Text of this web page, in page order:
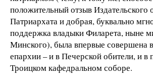
положительный отзыв Издательского
Патриархата и добрая, буквально
поддержка владыки Филарета, ныне
Минского), была впервые совершена
епархии – и в Печерской обители, и в
Троицком кафедральном соборе.